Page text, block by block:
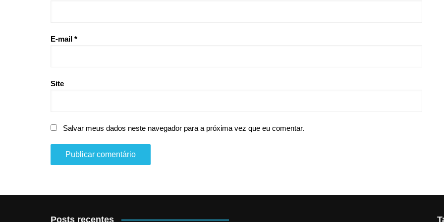
E-mail *
Site
Salvar meus dados neste navegador para a próxima vez que eu comentar.
Posts recentes